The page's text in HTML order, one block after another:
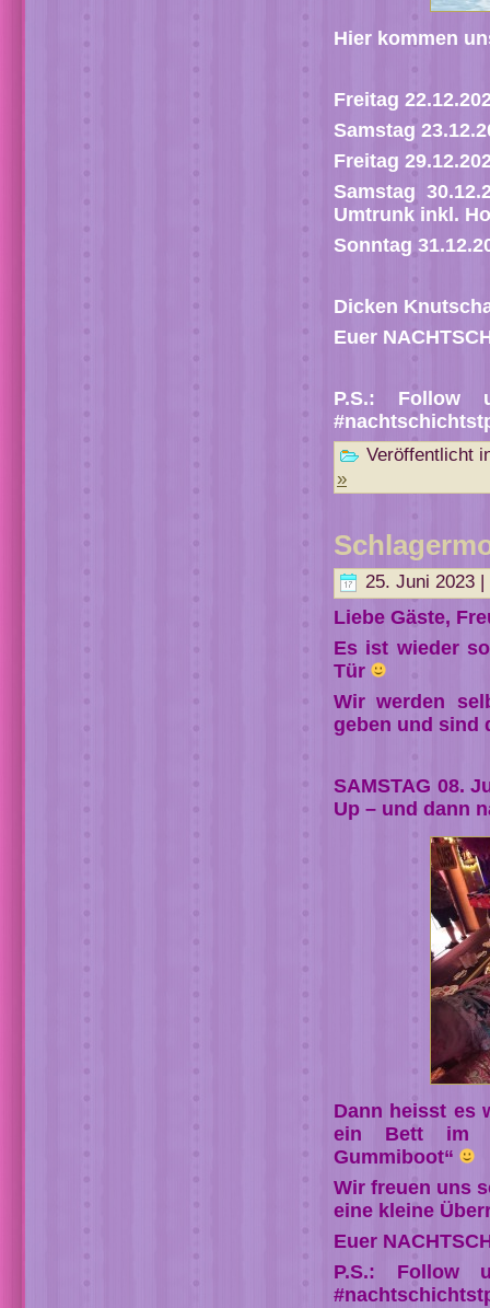
Hier kommen
Freitag
Samstag
Freitag
Samstag
Umtrunk inkl.
Sonntag
Dicken
Euer
P.S.: Follow
Veröffentlicht
»
25. Juni 2023 |
Liebe Gäste,
Es ist wieder
Tür
Wir werden
geben und sind
SAMSTAG 08.
Up – und dann
Dann heisst es
ein Bett im
Gummiboot“
Wir freuen uns
eine kleine
Euer
P.S.: Follow